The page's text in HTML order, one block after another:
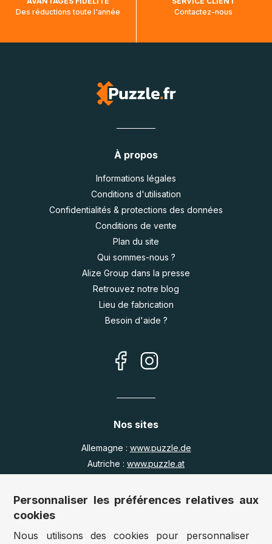
Des réductions toute l'année
Contactez-nous
À propos
Informations légales
Conditions d'utilisation
Confidentialités & protections des données
Conditions de vente
Plan du site
Qui sommes-nous ?
Alize Group dans la presse
Retrouvez notre blog
Lieu de fabrication
Besoin d'aide ?
Nos sites
Allemagne : www.puzzle.de
Autriche : www.puzzle.at
Royaume Uni :
www.jigsawpuzzle.co.uk
Accès revendeurs / détaillants
Personnaliser les préférences relatives aux
cookies
Nous utilisons des cookies pour personnaliser